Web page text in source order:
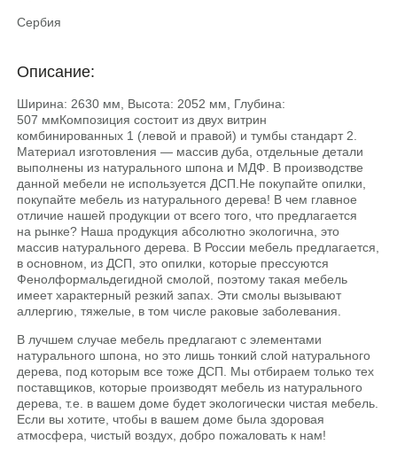
Сербия
Описание:
Ширина: 2630 мм, Высота: 2052 мм, Глубина:
507 ммКомпозиция состоит из двух витрин
комбинированных 1 (левой и правой) и тумбы стандарт 2.
Материал изготовления — массив дуба, отдельные детали
выполнены из натурального шпона и МДФ. В производстве
данной мебели не используется ДСП.He покупайте опилки,
покупайте мебель из натурального дерева! В чем главное
отличие нашей продукции от всего того, что предлагается
на рынке? Наша продукция абсолютно экологична, это
массив натурального дерева. В России мебель предлагается,
в основном, из ДСП, это опилки, которые прессуются
Фенолформальдегидной смолой, поэтому такая мебель
имеет характерный резкий запах. Эти смолы вызывают
аллергию, тяжелые, в том числе раковые заболевания.
В лучшем случае мебель предлагают с элементами
натурального шпона, но это лишь тонкий слой натурального
дерева, под которым все тоже ДСП. Мы отбираем только тех
поставщиков, которые производят мебель из натурального
дерева, т.е. в вашем доме будет экологически чистая мебель.
Если вы хотите, чтобы в вашем доме была здоровая
атмосфера, чистый воздух, добро пожаловать к нам!